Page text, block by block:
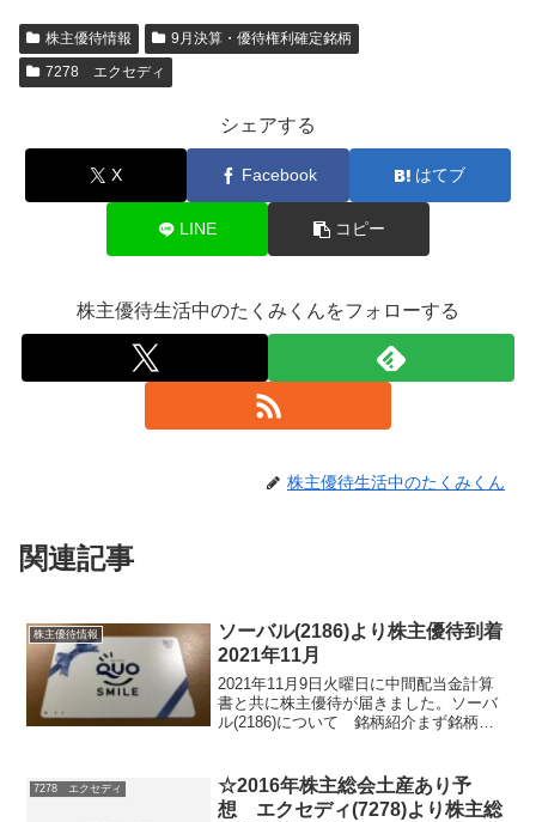
株主優待情報
9月決算・優待権利確定銘柄
7278 エクセディ
シェアする
X Facebook はてブ
LINE コピー
株主優待生活中のたくみくんをフォローする
株主優待生活中のたくみくん
関連記事
株主優待情報
ソーバル(2186)より株主優待到着
2021年11月
2021年11月9日火曜日に中間配当金計算
書と共に株主優待が届きました。ソーバ
ル(2186)について 銘柄紹介まず銘柄に
者派遣で中堅という感じです。主力顧客
のソ...
7278 エクセディ
☆2016年株主総会土産あり予
想 エクセディ(7278)より株主総